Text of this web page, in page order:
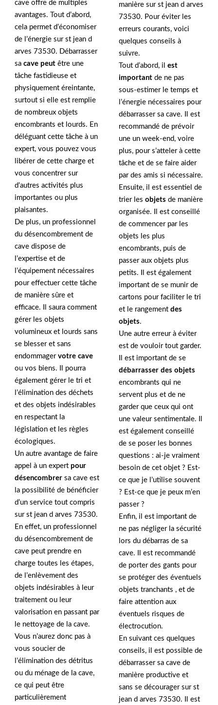
cave offre de multiples
avantages. Tout d’abord,
cela permet d’économiser
de l’énergie sur st jean d
arves 73530. Débarrasser
sa cave peut être une
tâche fastidieuse et
physiquement éreintante,
surtout si elle est remplie
de nombreux objets
encombrants et lourds. En
déléguant cette tâche à un
expert, vous pouvez vous
libérer de cette charge et
vous concentrer sur
d’autres activités plus
importantes ou plus
plaisantes.
De plus, un professionnel
du désencombrement de
cave dispose de
l’expertise et de
l’équipement nécessaires
pour effectuer cette tâche
de manière sûre et
efficace. Il saura comment
gérer les objets
volumineux et lourds sans
se blesser et sans
endommager votre cave
ou vos biens. Il pourra
également gérer le tri et
l’élimination des déchets
et des objets indésirables
en respectant la
législation et les règles
écologiques.
Un autre avantage de faire
appel à un expert pour
désencombrer sa cave est
la possibilité de bénéficier
d’un service tout compris
sur st jean d arves 73530.
En effet, un professionnel
du désencombrement de
cave peut prendre en
charge toutes les étapes,
de l’enlèvement des
objets indésirables à leur
traitement ou leur
valorisation en passant par
le nettoyage de la cave.
Vous n’aurez donc pas à
vous soucier de
l’élimination des détritus
ou du ménage de la cave,
ce qui peut être
particulièrement
manière sur st jean d arves
73530. Pour éviter les
erreurs courants, voici
quelques conseils à
suivre.
Tout d’abord, il est
important de ne pas
sous-estimer le temps et
l’énergie nécessaires pour
débarrasser sa cave. Il est
recommandé de prévoir
une un week-end, voire
plus, pour s’atteler à cette
tâche et de se faire aider
par des amis si nécessaire.
Ensuite, il est essentiel de
trier les objets de manière
organisée. Il est conseillé
de commencer par les
objets les plus
encombrants, puis de
passer aux objets plus
petits. Il est également
important de se munir de
cartons pour faciliter le tri
et le rangement des
objets.
Une autre erreur à éviter
est de vouloir tout garder.
Il est important de se
débarrasser des objets
encombrants qui ne
servent plus et de ne
garder que ceux qui ont
une valeur sentimentale. Il
est également conseillé
de se poser les bonnes
questions : ai-je vraiment
besoin de cet objet ? Est-
ce que je l’utilise souvent
? Est-ce que je peux m’en
passer ?
Enfin, il est important de
ne pas négliger la sécurité
lors du débarras de sa
cave. Il est recommandé
de porter des gants pour
se protéger des éventuels
objets tranchants , et de
faire attention aux
éventuels risques de
électrocution.
En suivant ces quelques
conseils, il est possible de
débarrasser sa cave de
manière productive et
sans se décourager sur st
jean d arves 73530. Il est